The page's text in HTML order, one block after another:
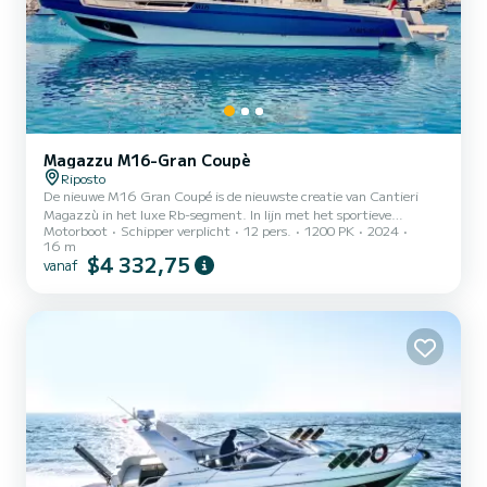
Magazzu M16-Gran Coupè
Riposto
De nieuwe M16 Gran Coupé is de nieuwste creatie van Cantieri
Magazzù in het luxe Rb-segment. In lijn met het sportieve
karakter dat de productie van Magazzù altijd heeft gekenmerkt, is
dit 16 meter lange schip voorzien van een volledig nieuwe romp,
een beter beschermde stuurconsole en grotere binnenruimtes.
ruimte zijn de hoofdrolspelers in de benedendeks gecreëerde r...
Motorboot Schipper verplicht 12 pers. 1200 PK
2024
16 m
vanaf $4 332,75